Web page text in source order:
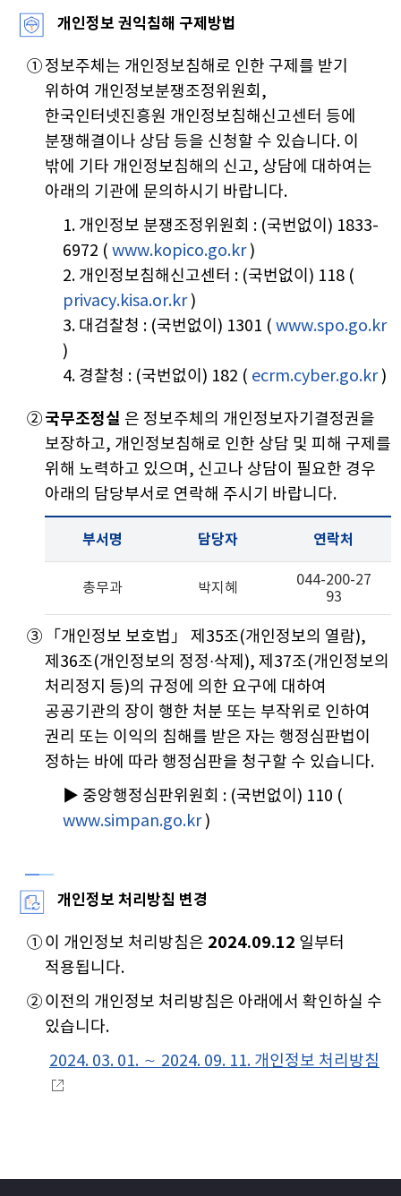
개인정보 권익침해 구제방법
①정보주체는 개인정보침해로 인한 구제를 받기
위하여 개인정보분쟁조정위원회,
한국인터넷진흥원 개인정보침해신고센터 등에
분쟁해결이나 상담 등을 신청할 수 있습니다. 이
밖에 기타 개인정보침해의 신고, 상담에 대하여는
아래의 기관에 문의하시기 바랍니다.
1. 개인정보 분쟁조정위원회 : (국번없이) 1833-
6972 ( www.kopico.go.kr)
2. 개인정보침해신고센터 : (국번없이) 118 (
privacy.kisa.or.kr)
3. 대검찰청 : (국번없이) 1301 ( www.spo.go.kr
)
4. 경찰청 : (국번없이) 182 ( ecrm.cyber.go.kr)
②국무조정실 은 정보주체의 개인정보자기결정권을
보장하고, 개인정보침해로 인한 상담 및 피해 구제를
위해 노력하고 있으며, 신고나 상담이 필요한 경우
아래의 담당부서로 연락해 주시기 바랍니다.
부서명 담당자 연락처
총무과 박지혜
044-200-27
93
③
「개인정보 보호법」 제35조(개인정보의 열람),
제36조(개인정보의 정정・삭제), 제37조(개인정보의
처리정지 등)의 규정에 의한 요구에 대하여
공공기관의 장이 행한 처분 또는 부작위로 인하여
권리 또는 이익의 침해를 받은 자는 행정심판법이
정하는 바에 따라 행정심판을 청구할 수 있습니다.
▶ 중앙행정심판위원회 : (국번없이) 110 (
www.simpan.go.kr)
개인정보 처리방침 변경
①이 개인정보 처리방침은 2024.09.12 일부터
적용됩니다.
②이전의 개인정보 처리방침은 아래에서 확인하실 수
있습니다.
2024. 03. 01. ∼ 2024. 09. 11. 개인정보 처리방침